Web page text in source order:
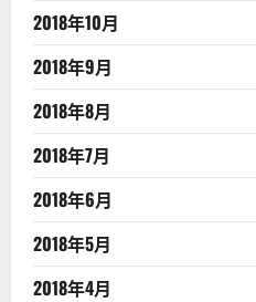
2018年10月
2018年9月
2018年8月
2018年7月
2018年6月
2018年5月
2018年4月